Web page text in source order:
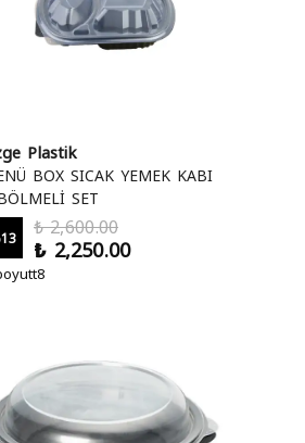
Plastik
BOX SICAK YEMEK KABI
SET
13
₺ 2,600.00
₺ 2,250.00